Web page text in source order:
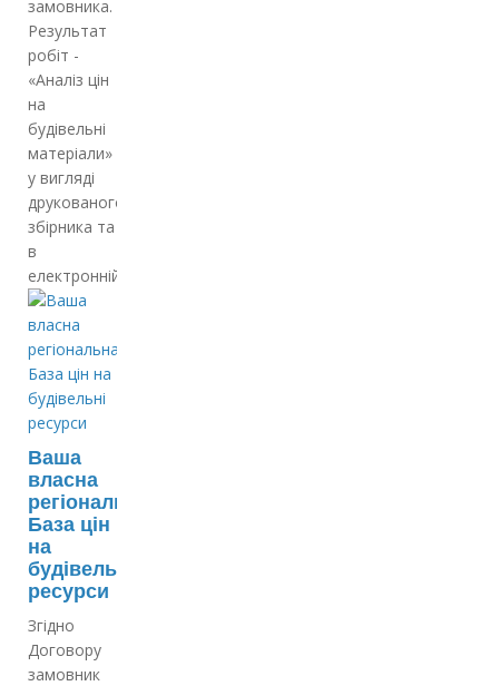
замовника.
Результат
робіт -
«Аналіз цін
на
будівельні
матеріали»
у вигляді
друкованого
збірника та
в
електронній…
Ваша
власна
регіональна
База цін
на
будівельні
ресурси
Згідно
Договору
замовник